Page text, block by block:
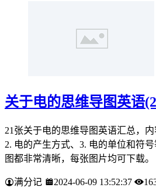
关于电的思维导图英语
21张关于电的思维导图英语汇总，内
2. 电的产生方式、3. 电的单位和符
图都非常清晰，每张图片均可下载。
满分记 2024-06-09 13:52:37